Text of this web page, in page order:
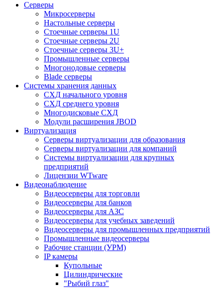
Серверы
Микросерверы
Настольные серверы
Стоечные серверы 1U
Стоечные серверы 2U
Стоечные серверы 3U+
Промышленные серверы
Многонодовые серверы
Blade серверы
Системы хранения данных
СХД начального уровня
СХД среднего уровня
Многодисковые СХД
Модули расширения JBOD
Виртуализация
Серверы виртуализации для образования
Серверы виртуализации для компаний
Системы виртуализации для крупных
предприятий
Лицензии WTware
Видеонаблюдение
Видеосерверы для торговли
Видеосерверы для банков
Видеосерверы для АЗС
Видеосерверы для учебных заведений
Видеосерверы для промышленных предприятий
Промышленные видеосерверы
Рабочие станции (УРМ)
IP камеры
Купольные
Цилиндрические
"Рыбий глаз"